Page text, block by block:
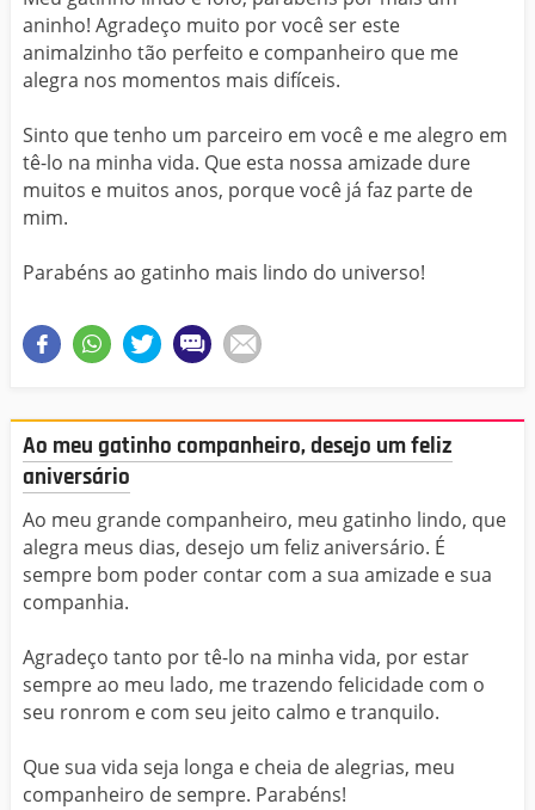
aninho! Agradeço muito por você ser este
animalzinho tão perfeito e companheiro que me
alegra nos momentos mais difíceis.
Sinto que tenho um parceiro em você e me alegro em
tê-lo na minha vida. Que esta nossa amizade dure
muitos e muitos anos, porque você já faz parte de
mim.
Parabéns ao gatinho mais lindo do universo!
Ao meu gatinho companheiro, desejo um feliz
aniversário
Ao meu grande companheiro, meu gatinho lindo, que
alegra meus dias, desejo um feliz aniversário. É
sempre bom poder contar com a sua amizade e sua
companhia.
Agradeço tanto por tê-lo na minha vida, por estar
sempre ao meu lado, me trazendo felicidade com o
seu ronrom e com seu jeito calmo e tranquilo.
Que sua vida seja longa e cheia de alegrias, meu
companheiro de sempre. Parabéns!